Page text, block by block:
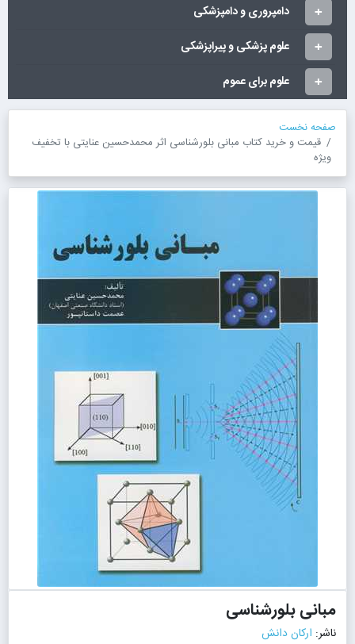
دامپروری و دامپزشکی
علوم پزشکی و پیراپزشکی
علوم برای عموم
صفحه نخست
قیمت و خرید کتاب مبانی بلورشناسی اثر محمدحسین عنایتی با تخفیف
ویژه
مبانی بلورشناسی
ناشر: ارکان دانش